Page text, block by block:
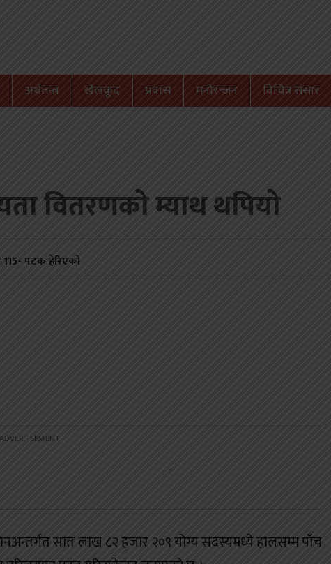
अर्थतन्त्र खेलकूद प्रवास मनोरन्जन विचित्र संसार
वितरणको म्याथ थपियो
115- पटक हेरिएको
सात लाख ८२ हजार २०९ योग्य सदस्यमध्ये हालसम्म पाँच